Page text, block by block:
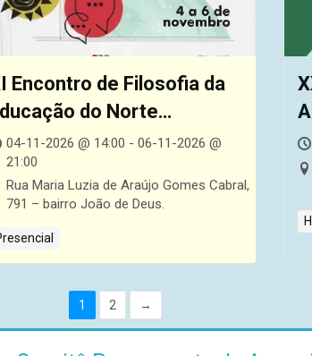
Encontro de Filosofia da
do Norte
(EFENN) e IX
Encontro do Sertão
04-11-2026 @ 14:00 - 06-11-2026 @
21:00
Rua Maria Luzia de Araújo Gomes Cabral,
791 – bairro João de Deus.
1 2 →